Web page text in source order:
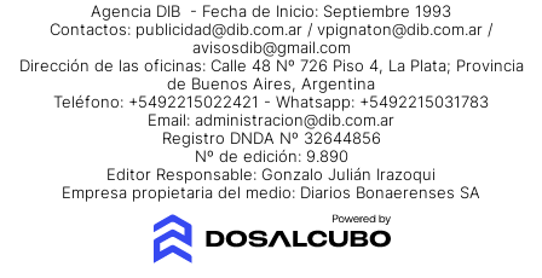
Agencia DIB - Fecha de Inicio: Septiembre 1993
Contactos: publicidad@dib.com.ar / vpignaton@dib.com.ar /
avisosdib@gmail.com
Dirección de las oficinas: Calle 48 Nº 726 Piso 4, La Plata; Provincia
de Buenos Aires, Argentina
Teléfono: +5492215022421 - Whatsapp: +5492215031783
Email: administracion@dib.com.ar
Registro DNDA Nº 32644856
Nº de edición: 9.890
Editor Responsable: Gonzalo Julián Irazoqui
Empresa propietaria del medio: Diarios Bonaerenses SA